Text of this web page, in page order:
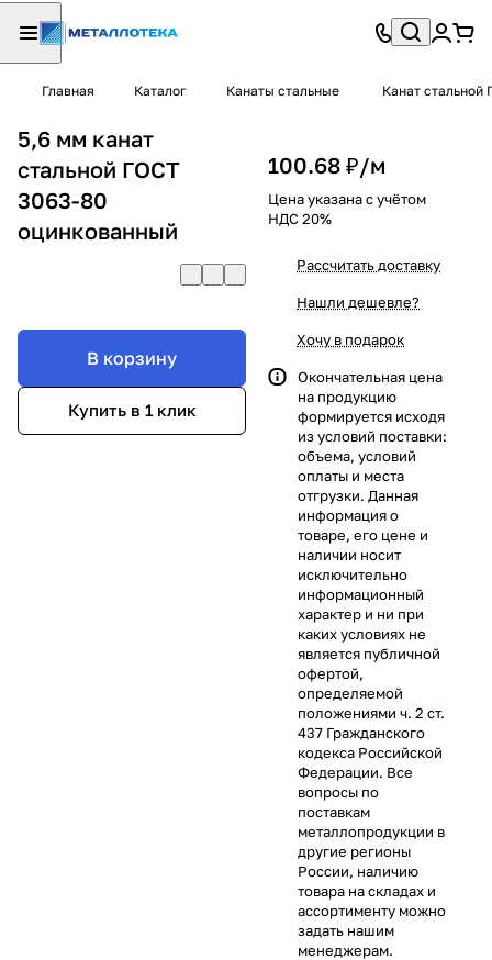
Главная Каталог Канаты стальные Канат стальной
5,6 мм канат
стальной ГОСТ
3063-80
оцинкованный
В корзину
Купить в 1 клик
100.68 ₽/м
Цена указана с учётом
НДС 20%
Рассчитать доставку
Нашли дешевле?
Хочу в подарок
Окончательная цена
на продукцию
формируется исходя
из условий поставки:
объема, условий
оплаты и места
отгрузки. Данная
информация о
товаре, его цене и
наличии носит
исключительно
информационный
характер и ни при
каких условиях не
является публичной
офертой,
определяемой
положениями ч. 2 ст.
437 Гражданского
кодекса Российской
Федерации. Все
вопросы по
поставкам
металлопродукции в
другие регионы
России, наличию
товара на складах и
ассортименту можно
задать нашим
менеджерам.